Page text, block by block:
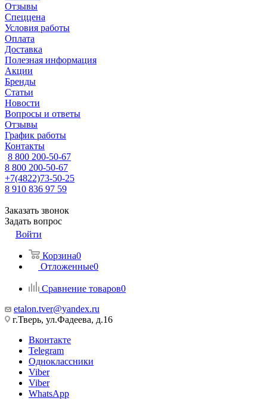
Отзывы
Спеццена
Условия работы
Оплата
Доставка
Полезная информация
Акции
Бренды
Статьи
Новости
Вопросы и ответы
Отзывы
График работы
Контакты
8 800 200-50-67
8 800 200-50-67
+7(4822)73-50-25
8 910 836 97 59
Заказать звонок
Задать вопрос
Войти
Корзина0
Отложенные0
Сравнение товаров0
etalon.tver@yandex.ru
г.Тверь, ул.Фадеева, д.16
Вконтакте
Telegram
Одноклассники
Viber
Viber
WhatsApp